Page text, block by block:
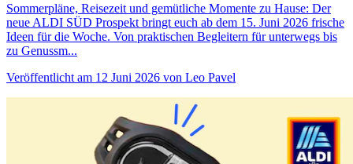
Sommerpläne, Reisezeit und gemütliche Momente zu Hause: Der
neue ALDI SÜD Prospekt bringt euch ab dem 15. Juni 2026 frische
Ideen für die Woche. Von praktischen Begleitern für unterwegs bis
zu Genussm...
Veröffentlicht am 12 Juni 2026 von Leo Pavel